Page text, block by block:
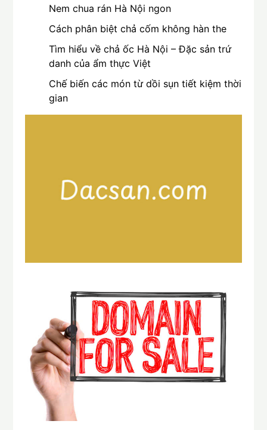
Nem chua rán Hà Nội ngon
Cách phân biệt chả cốm không hàn the
Tìm hiểu về chả ốc Hà Nội – Đặc sản trứ
danh của ẩm thực Việt
Chế biến các món từ dồi sụn tiết kiệm thời
gian